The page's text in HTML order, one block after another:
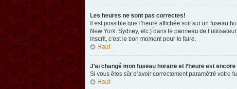
Les heures ne sont pas correctes!
Il est possible que l’heure affichée soit sur un fuseau
New York, Sydney, etc.) dans le panneau de
inscrit, c’est le bon moment pour le faire.
Haut
J’ai changé mon fuseau horaire et l’heure est
Si vous êtes sûr d’avoir correctement paramétré votre
Haut